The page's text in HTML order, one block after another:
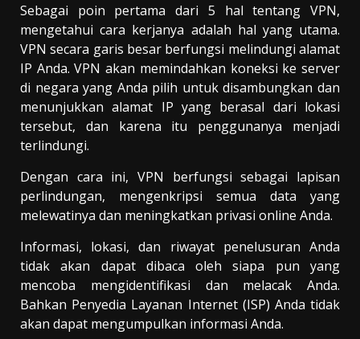
Sebagai poin pertama dari 5 hal tentang VPN,
mengetahui cara kerjanya adalah hal yang utama.
VPN secara garis besar berfungsi melindungi alamat
IP Anda. VPN akan memindahkan koneksi ke server
di negara yang Anda pilih untuk disambungkan dan
menunjukkan alamat IP yang berasal dari lokasi
tersebut, dan karena itu penggunanya menjadi
terlindungi.
Dengan cara ini, VPN berfungsi sebagai lapisan
perlindungan, mengenkripsi semua data yang
melewatinya dan meningkatkan privasi online Anda.
Informasi, lokasi, dan riwayat penelusuran Anda
tidak akan dapat dibaca oleh siapa pun yang
mencoba mengidentifikasi dan melacak Anda.
Bahkan Penyedia Layanan Internet (ISP) Anda tidak
akan dapat mengumpulkan informasi Anda.